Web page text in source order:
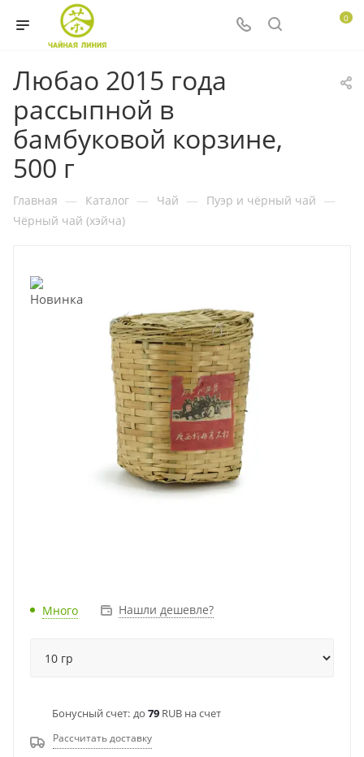
0
Любао 2015 года
рассыпной в
бамбуковой корзине,
500 г
Главная — Каталог — Чай — Пуэр и чёрный чай —
Чёрный чай (хэйча)
Много Нашли дешевле?
Бонусный счет: до 79 RUB на счет
Рассчитать доставку